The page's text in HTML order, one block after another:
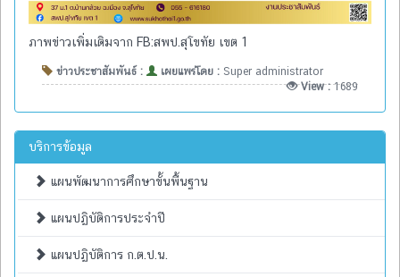
ภาพข่าวเพิ่มเติมจาก FB:สพป.สุโขทัย เขต 1
ข่าวประชาสัมพันธ์ : เผยแพร่โดย : Super administrator
View :1689
บริการข้อมูล
แผนพัฒนาการศึกษาขั้นพื้นฐาน
แผนปฏิบัติการประจำปี
แผนปฏิบัติการ ก.ต.ป.น.